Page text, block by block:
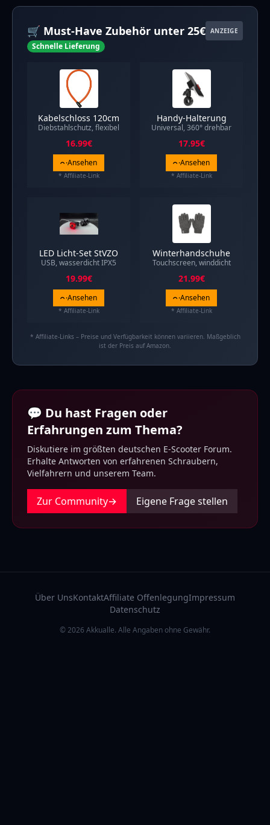
🛒 Must-Have Zubehör unter 25€ ANZEIGE
Schnelle Lieferung
Kabelschloss 120cm
Diebstahlschutz, flexibel
16.99€
Ansehen
* Affiliate-Link
Handy-Halterung
Universal, 360° drehbar
17.95€
Ansehen
* Affiliate-Link
LED Licht-Set StVZO
USB, wasserdicht IPX5
19.99€
Ansehen
* Affiliate-Link
Winterhandschuhe
Touchscreen, winddicht
21.99€
Ansehen
* Affiliate-Link
* Affiliate-Links – Preise und Verfügbarkeit können variieren. Maßgeblich
ist der Preis auf Amazon.
💬 Du hast Fragen oder
Erfahrungen zum Thema?
Diskutiere im größten deutschen E-Scooter Forum.
Erhalte Antworten von erfahrenen Schraubern,
Vielfahrern und unserem Team.
Zur Community→ Eigene Frage stellen
Über UnsKontaktAffiliate OffenlegungImpressum
Datenschutz
© 2026 Akkualle. Alle Angaben ohne Gewähr.